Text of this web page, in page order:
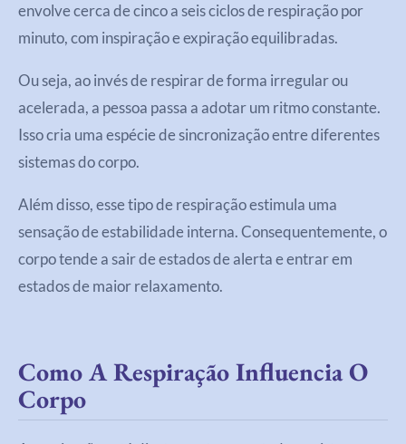
envolve cerca de cinco a seis ciclos de respiração por
minuto, com inspiração e expiração equilibradas.
Ou seja, ao invés de respirar de forma irregular ou
acelerada, a pessoa passa a adotar um ritmo constante.
Isso cria uma espécie de sincronização entre diferentes
sistemas do corpo.
Além disso, esse tipo de respiração estimula uma
sensação de estabilidade interna. Consequentemente, o
corpo tende a sair de estados de alerta e entrar em
estados de maior relaxamento.
Como A Respiração Influencia O
Corpo